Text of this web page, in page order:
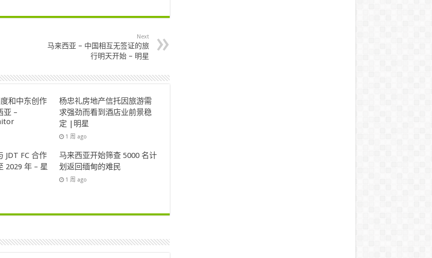
Next
马来西亚 – 中国相互无签证的旅
行明天开始 – 明星
和中东创作
亚 –
杨忠礼房地产信托因旅游需
求强劲而看到酒店业前景稳
定 |明星
1 周 ago
JDT FC 合作
2029 年 – 星
马来西亚开始筛查 5000 名计
划返回缅甸的难民
1 周 ago